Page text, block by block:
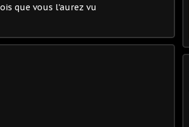
que vous l'aurez vu